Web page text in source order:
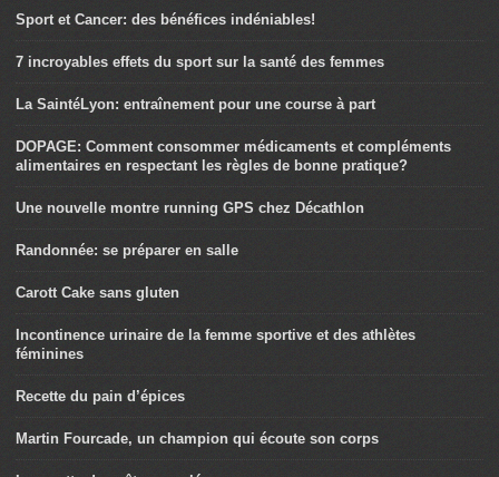
Sport et Cancer: des bénéfices indéniables!
7 incroyables effets du sport sur la santé des femmes
La SaintéLyon: entraînement pour une course à part
DOPAGE: Comment consommer médicaments et compléments
alimentaires en respectant les règles de bonne pratique?
Une nouvelle montre running GPS chez Décathlon
Randonnée: se préparer en salle
Carott Cake sans gluten
Incontinence urinaire de la femme sportive et des athlètes
féminines
Recette du pain d’épices
Martin Fourcade, un champion qui écoute son corps